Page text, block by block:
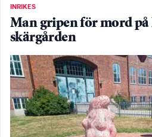
INRIKES
Man gripen för mord
skärgården